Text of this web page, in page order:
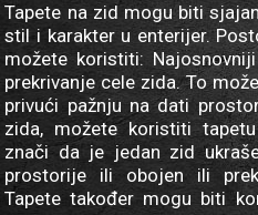
Tapete na zid mogu biti
stil i karakter u enterijer.
možete koristiti:
prekrivanje cele zida. To
privući pažnju na dati
zida, možete koristiti
znači da je jedan zid
prostorije ili obojen ili
Tapete također mogu biti